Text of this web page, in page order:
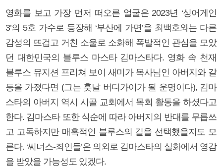
영화를 보고 가장 먼저 떠오른 얼굴은 2023년 ‘싱어게인
3’의 5호 가수로 등장해 ‘부산에 가면’을 최백호와는 다른
감성의 뜨겁고 거친 소울로 소화해 폭발적인 관심을 모았
던 대한민국의 블루스 마스타 김마스타다. 영화 속 천재
블루스 뮤지션 프리쳐 보이 새미가 목사님인 아버지와 갈
등을 가졌다면 (그는 훗날 버디가이가 될 운명이다), 김마
스타의 아버지 역시 시골 교회에서 목회 활동을 하셨다고
한다. 김마스타 또한 식순에 따라 아버지의 반대를 무릅쓰
고 고독하지만 매혹적인 블루스의 길을 선택했을지도 모
른다. ‘씨너스-죄인들’은 의외로 김마스타의 실화에서 영감
을 받았을 가능성도 있겠다.